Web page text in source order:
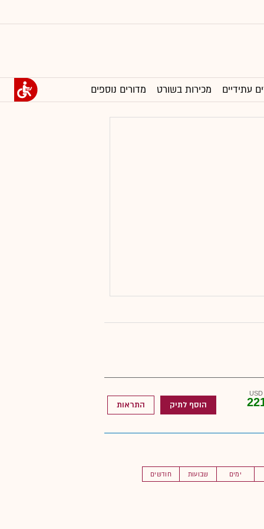
עתידיים מכירות בשורט מדורים נוספים
הוסף לתיק התראות
חודשים שבועות ימים